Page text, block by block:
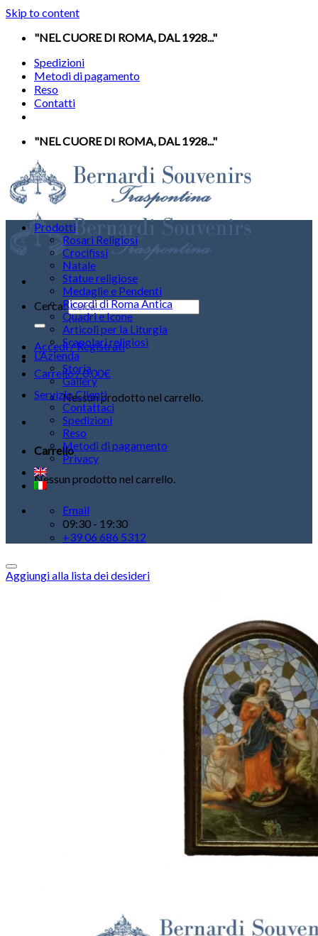
Skip to content
"NEL CUORE DI ROMA, DAL 1928..."
Spedizioni
Metodi di pagamento
Reso
Contatti
"NEL CUORE DI ROMA, DAL 1928..."
Cerca:
Accedi / Registrati
Carrello /0,00€
Nessun prodotto nel carrello.
Carrello
Nessun prodotto nel carrello.
Prodotti
Rosari Religiosi
Crocifissi
Natale
Statue religiose
Medaglie e Pendenti
Ricordi di Roma Antica
Quadri e Icone
Articoli per la Liturgia
Scapolari religiosi
L’Azienda
Storia
Gallery
Servizio Clienti
Contattaci
Spedizioni
Reso
Metodi di pagamento
Privacy
Email
09:30 - 19:30
+39 06 686 5312
Aggiungi alla lista dei desideri